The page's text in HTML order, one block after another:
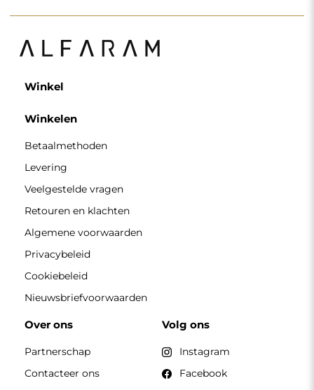
Winkel
Winkelen
Betaalmethoden
Levering
Veelgestelde vragen
Retouren en klachten
Algemene voorwaarden
Privacybeleid
Cookiebeleid
Nieuwsbriefvoorwaarden
Over ons
Partnerschap
Contacteer ons
Volg ons
Instagram
Facebook